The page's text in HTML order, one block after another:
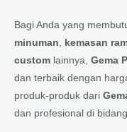
Bagi Anda yang
minuman
kemasan
custom lainnya, Gema
dan terbaik dengan
produk-produk dari
dan profesional di